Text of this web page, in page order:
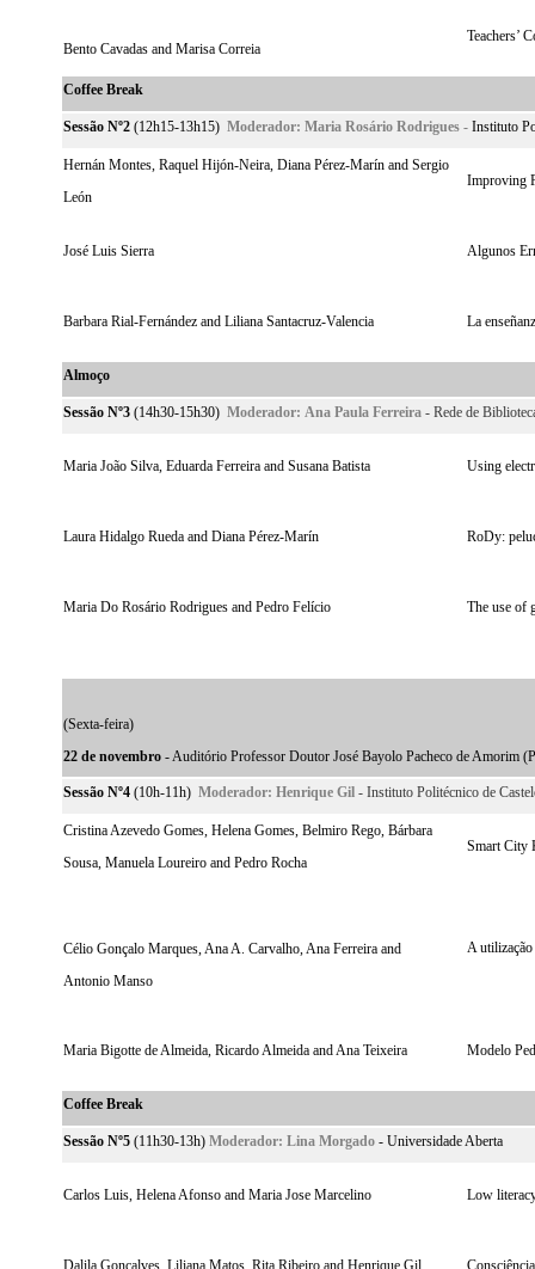
Bento Cavadas and Marisa Correia
Teachers’
Coffee Break
Sessão Nº2 (12h15-13h15) Moderador: Maria Rosário Rodrigues - Instituto
Hernán Montes, Raquel Hijón-Neira, Diana Pérez-Marín and Sergio
León
Improving
José Luis Sierra Algunos
Barbara Rial-Fernández and Liliana Santacruz-Valencia La
Almoço
Sessão Nº3 (14h30-15h30) Moderador: Ana Paula Ferreira - Rede de
Maria João Silva, Eduarda Ferreira and Susana Batista Using
Laura Hidalgo Rueda and Diana Pérez-Marín RoDy:
Maria Do Rosário Rodrigues and Pedro Felício The use of
(Sexta-feira)
22 de novembro - Auditório Professor Doutor José Bayolo Pacheco de Amorim
Sessão Nº4 (10h-11h) Moderador: Henrique Gil - Instituto Politécnico de
Cristina Azevedo Gomes, Helena Gomes, Belmiro Rego, Bárbara
Sousa, Manuela Loureiro and Pedro Rocha
Smart City
Célio Gonçalo Marques, Ana A. Carvalho, Ana Ferreira and
Antonio Manso
A
Maria Bigotte de Almeida, Ricardo Almeida and Ana Teixeira Modelo
Coffee Break
Sessão Nº5 (11h30-13h) Moderador: Lina Morgado - Universidade Aberta
Carlos Luis, Helena Afonso and Maria Jose Marcelino Low